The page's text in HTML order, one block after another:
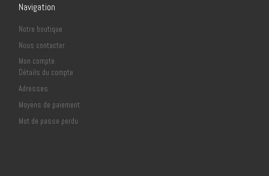
Navigation
Notre boutique
Nous contacter
Mon compte
Détails du compte
Adresses
Moyens de paiement
Mot de passe perdu